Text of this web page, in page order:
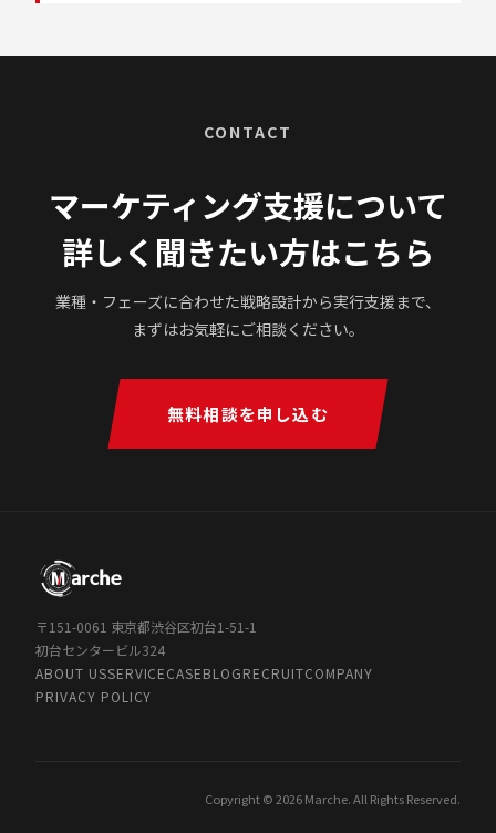
CONTACT
マーケティング支援について
詳しく聞きたい方はこちら
業種・フェーズに合わせた戦略設計から実行支援まで、
まずはお気軽にご相談ください。
無料相談を申し込む
〒151-0061 東京都渋谷区初台1-51-1
初台センタービル324
ABOUT USSERVICECASEBLOGRECRUITCOMPANY
PRIVACY POLICY
Copyright © 2026 Marche. All Rights Reserved.